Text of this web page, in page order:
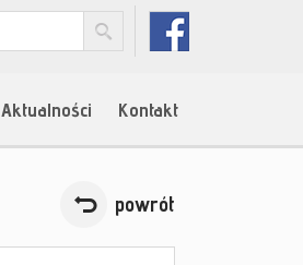
Aktualności Kontakt
powrót